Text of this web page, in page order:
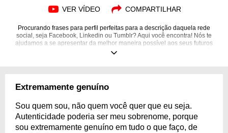
VER VÍDEO COMPARTILHAR
Procurando frases para perfil perfeitas para a descrição daquela rede
social, seja Facebook, Linkedin ou Tumblr? Aqui você encontra! Nós te
ajudamos a se apresentar da melhor maneira possível aos seus futuros
seguidores. Quando dizem que a primeira impressão é a que fica, estão
a criatividade fluir. Inspire-se aqui para escrever as melhores frases para
Extremamente genuíno
Sou quem sou, não quem você quer que eu seja.
Autenticidade poderia ser meu sobrenome, porque
sou extremamente genuíno em tudo o que faço, de